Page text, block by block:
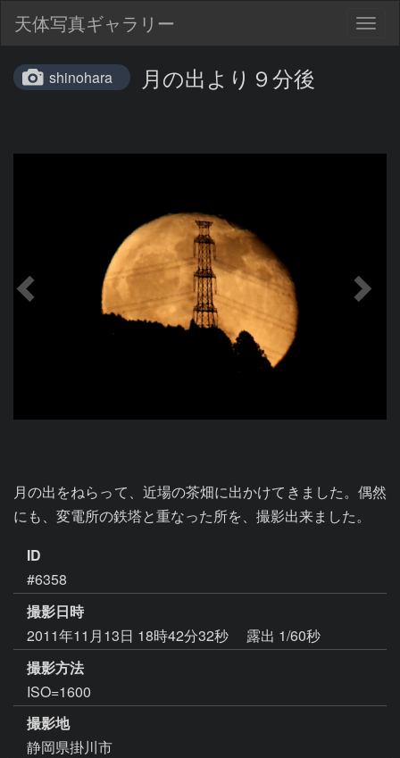
天体写真ギャラリー
shinohara 月の出より９分後
月の出をねらって、近場の茶畑に出かけてきました。偶然
にも、変電所の鉄塔と重なった所を、撮影出来ました。
ID
#6358
撮影日時
2011年11月13日 18時42分32秒
露出 1/60秒
撮影方法
ISO=1600
撮影地
静岡県掛川市